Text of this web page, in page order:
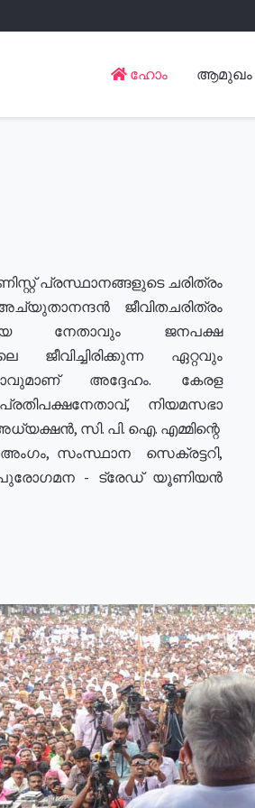
ഹോം ആമുഖം
പ്രസ്ഥാനങ്ങളുടെ ചരിത്രം
ജീവിതചരിത്രം
നേതാവും ജനപക്ഷ
ജീവിച്ചിരിക്കുന്ന ഏറ്റവും
അദ്ദേഹം. കേരള
നിയമസഭാ
സി. പി. ഐ. എമ്മിന്റെ
സംസ്ഥാന സെക്രട്ടറി,
പുരോഗമന - ട്രേഡ് യൂണിയൻ